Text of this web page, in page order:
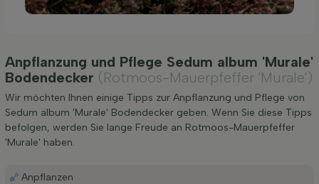
Anpflanzung und Pflege Sedum album 'Murale'
Bodendecker (Rotmoos-Mauerpfeffer 'Murale')
Wir möchten Ihnen einige Tipps zur Anpflanzung und Pflege von
Sedum album 'Murale' Bodendecker geben. Wenn Sie diese Tipps
befolgen, werden Sie lange Freude an Rotmoos-Mauerpfeffer
'Murale' haben.
Anpflanzen